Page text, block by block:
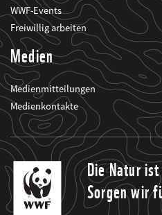
WWF-Events
Freiwillig arbeiten
Medien
Medienmitteilungen
Medienkontakte
Die Natur
Sorgen wir